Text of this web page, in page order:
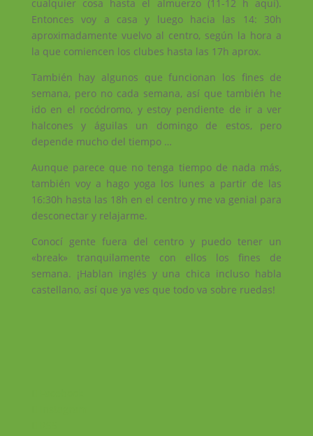
cualquier cosa hasta el almuerzo (11-12 h aquí).
Entonces voy a casa y luego hacia las 14: 30h
aproximadamente vuelvo al centro, según la hora a
la que comiencen los clubes hasta las 17h aprox.
También hay algunos que funcionan los fines de
semana, pero no cada semana, así que también he
ido en el rocódromo, y estoy pendiente de ir a ver
halcones y águilas un domingo de estos, pero
depende mucho del tiempo …
Aunque parece que no tenga tiempo de nada más,
también voy a hago yoga los lunes a partir de las
16:30h hasta las 18h en el centro y me va genial para
desconectar y relajarme.
Conocí gente fuera del centro y puedo tener un
«break» tranquilamente con ellos los fines de
semana. ¡Hablan inglés y una chica incluso habla
castellano, así que ya ves que todo va sobre ruedas!